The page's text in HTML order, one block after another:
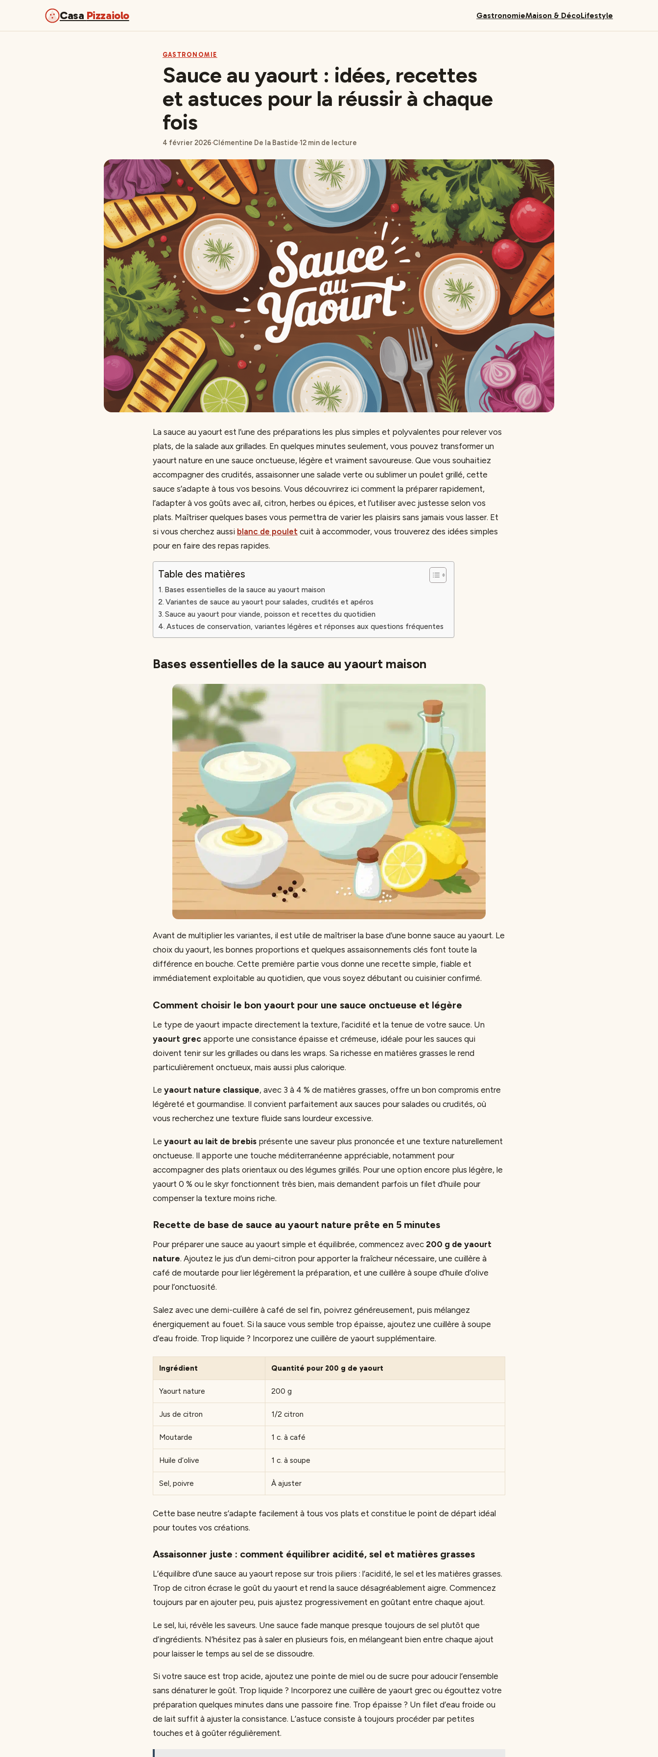
Casa Pizzaiolo GastronomieMaison & DécoLifestyle
GASTRONOMIE
Sauce au yaourt : idées, recettes
et astuces pour la réussir à chaque
fois
4 février 2026·Clémentine De la Bastide·12 min de lecture
La sauce au yaourt est l’une des préparations les plus simples et polyvalentes pour relever vos
plats, de la salade aux grillades. En quelques minutes seulement, vous pouvez transformer un
yaourt nature en une sauce onctueuse, légère et vraiment savoureuse. Que vous souhaitiez
accompagner des crudités, assaisonner une salade verte ou sublimer un poulet grillé, cette
sauce s’adapte à tous vos besoins. Vous découvrirez ici comment la préparer rapidement,
l’adapter à vos goûts avec ail, citron, herbes ou épices, et l’utiliser avec justesse selon vos
plats. Maîtriser quelques bases vous permettra de varier les plaisirs sans jamais vous lasser. Et
si vous cherchez aussi blanc de poulet cuit à accommoder, vous trouverez des idées simples
pour en faire des repas rapides.
Table des matières
Bases essentielles de la sauce au yaourt maison
Variantes de sauce au yaourt pour salades, crudités et apéros
Sauce au yaourt pour viande, poisson et recettes du quotidien
Astuces de conservation, variantes légères et réponses aux questions fréquentes
Bases essentielles de la sauce au yaourt maison
Avant de multiplier les variantes, il est utile de maîtriser la base d’une bonne sauce au yaourt. Le
choix du yaourt, les bonnes proportions et quelques assaisonnements clés font toute la
différence en bouche. Cette première partie vous donne une recette simple, fiable et
immédiatement exploitable au quotidien, que vous soyez débutant ou cuisinier confirmé.
Comment choisir le bon yaourt pour une sauce onctueuse et légère
Le type de yaourt impacte directement la texture, l’acidité et la tenue de votre sauce. Un
yaourt grec apporte une consistance épaisse et crémeuse, idéale pour les sauces qui
doivent tenir sur les grillades ou dans les wraps. Sa richesse en matières grasses le rend
particulièrement onctueux, mais aussi plus calorique.
Le yaourt nature classique, avec 3 à 4 % de matières grasses, offre un bon compromis entre
légèreté et gourmandise. Il convient parfaitement aux sauces pour salades ou crudités, où
vous recherchez une texture fluide sans lourdeur excessive.
Le yaourt au lait de brebis présente une saveur plus prononcée et une texture naturellement
onctueuse. Il apporte une touche méditerranéenne appréciable, notamment pour
accompagner des plats orientaux ou des légumes grillés. Pour une option encore plus légère, le
yaourt 0 % ou le skyr fonctionnent très bien, mais demandent parfois un filet d’huile pour
compenser la texture moins riche.
Recette de base de sauce au yaourt nature prête en 5 minutes
Pour préparer une sauce au yaourt simple et équilibrée, commencez avec 200 g de yaourt
nature. Ajoutez le jus d’un demi-citron pour apporter la fraîcheur nécessaire, une cuillère à
café de moutarde pour lier légèrement la préparation, et une cuillère à soupe d’huile d’olive
pour l’onctuosité.
Salez avec une demi-cuillère à café de sel fin, poivrez généreusement, puis mélangez
énergiquement au fouet. Si la sauce vous semble trop épaisse, ajoutez une cuillère à soupe
d’eau froide. Trop liquide ? Incorporez une cuillère de yaourt supplémentaire.
Ingrédient Quantité pour 200 g de yaourt
Yaourt nature 200 g
Jus de citron 1/2 citron
Moutarde 1 c. à café
Huile d’olive 1 c. à soupe
Sel, poivre À ajuster
Cette base neutre s’adapte facilement à tous vos plats et constitue le point de départ idéal
pour toutes vos créations.
Assaisonner juste : comment équilibrer acidité, sel et matières grasses
L’équilibre d’une sauce au yaourt repose sur trois piliers : l’acidité, le sel et les matières grasses.
Trop de citron écrase le goût du yaourt et rend la sauce désagréablement aigre. Commencez
toujours par en ajouter peu, puis ajustez progressivement en goûtant entre chaque ajout.
Le sel, lui, révèle les saveurs. Une sauce fade manque presque toujours de sel plutôt que
d’ingrédients. N’hésitez pas à saler en plusieurs fois, en mélangeant bien entre chaque ajout
pour laisser le temps au sel de se dissoudre.
Si votre sauce est trop acide, ajoutez une pointe de miel ou de sucre pour adoucir l’ensemble
sans dénaturer le goût. Trop liquide ? Incorporez une cuillère de yaourt grec ou égouttez votre
préparation quelques minutes dans une passoire fine. Trop épaisse ? Un filet d’eau froide ou
de lait suffit à ajuster la consistance. L’astuce consiste à toujours procéder par petites
touches et à goûter régulièrement.